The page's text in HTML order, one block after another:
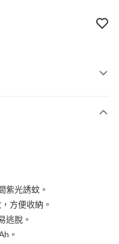
紫光誘蚊。
方便收納。
逃脫。
。